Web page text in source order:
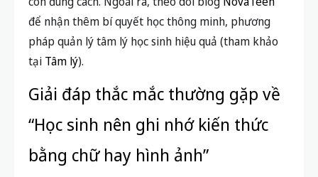
Giải đáp thắc mắc thường gặp về
“Học sinh nên ghi nhớ kiến thức
bằng chữ hay hình ảnh”
1. Có phải học sinh nào cũng phù hợp
với phương pháp ghi nhớ bằng hình
ảnh?